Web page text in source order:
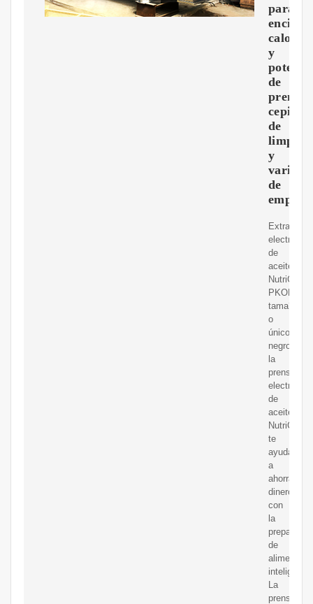
para
calor
y
de
cepillo
de
y
varilla
de
empuje
Extractor
electrónico
de
aceite
NutriChef
PKOPR15,
tama?
o
único,
negro/
la
prensa
electrónica
de
aceite
NutriChef
te
ayudará
a
ahorrar
dinero
con
la
de
alimentos
La
prensa